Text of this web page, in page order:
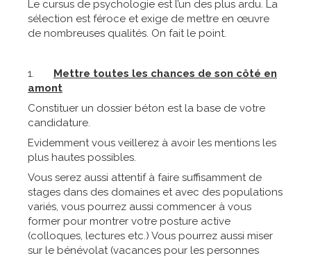
Le cursus de psychologie est l’un des plus ardu. La
sélection est féroce et exige de mettre en œuvre
de nombreuses qualités. On fait le point.
1.
Mettre toutes les chances de son côté en
amont
Constituer un dossier béton est la base de votre
candidature.
Evidemment vous veillerez à avoir les mentions les
plus hautes possibles.
Vous serez aussi attentif à faire suffisamment de
stages dans des domaines et avec des populations
variés, vous pourrez aussi commencer à vous
former pour montrer votre posture active
(colloques, lectures etc.) Vous pourrez aussi miser
sur le bénévolat (vacances pour les personnes